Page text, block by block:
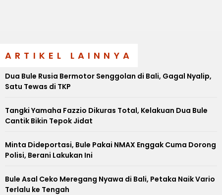
ARTIKEL LAINNYA
Dua Bule Rusia Bermotor Senggolan di Bali, Gagal Nyalip,
Satu Tewas di TKP
Tangki Yamaha Fazzio Dikuras Total, Kelakuan Dua Bule
Cantik Bikin Tepok Jidat
Minta Dideportasi, Bule Pakai NMAX Enggak Cuma Dorong
Polisi, Berani Lakukan Ini
Bule Asal Ceko Meregang Nyawa di Bali, Petaka Naik Vario
Terlalu ke Tengah